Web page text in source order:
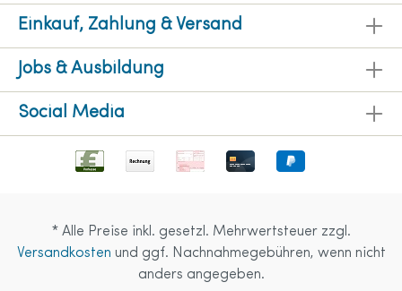
Einkauf, Zahlung & Versand
Jobs & Ausbildung
Social Media
* Alle Preise inkl. gesetzl. Mehrwertsteuer zzgl.
Versandkosten und ggf. Nachnahmegebühren, wenn nicht
anders angegeben.